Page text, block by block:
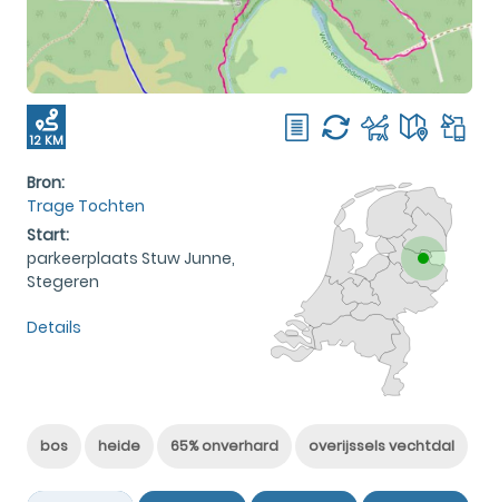
12 KM
Bron:
Trage Tochten
Start:
parkeerplaats Stuw Junne,
Stegeren
Details
bos heide 65% onverhard overijssels vechtdal